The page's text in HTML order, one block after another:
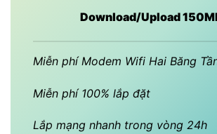
Download/Upload
Miễn phí Modem Wifi Hai Băng
Miễn phí 100% lắp đặt
Lắp mạng nhanh trong vòng 24h